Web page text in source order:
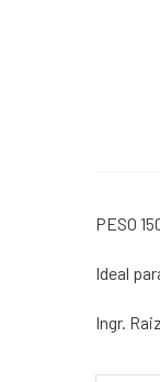
PESO
Ideal
Ingr.